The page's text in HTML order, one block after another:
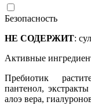
Безопасность
НЕ СОДЕРЖИТ:
Активные
Пребиотик
пантенол,
алоэ вера,